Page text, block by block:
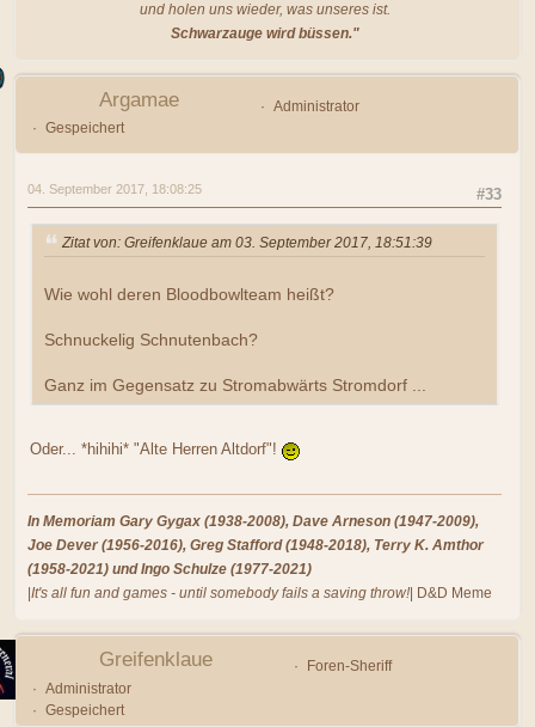
und holen uns wieder, was unseres ist.
Schwarzauge wird büssen."
Argamae
Administrator
Gespeichert
#33
04. September 2017, 18:08:25
Zitat von: Greifenklaue am 03. September 2017, 18:51:39
Wie wohl deren Bloodbowlteam heißt?
Schnuckelig Schnutenbach?
Ganz im Gegensatz zu Stromabwärts Stromdorf ...
Oder... *hihihi* "Alte Herren Altdorf"!
In Memoriam Gary Gygax (1938-2008), Dave Arneson (1947-2009),
Joe Dever (1956-2016), Greg Stafford (1948-2018), Terry K. Amthor
(1958-2021) und Ingo Schulze (1977-2021)
It's all fun and games - until somebody fails a saving throw! | D&D Meme
Greifenklaue
Foren-Sheriff
Administrator
Gespeichert